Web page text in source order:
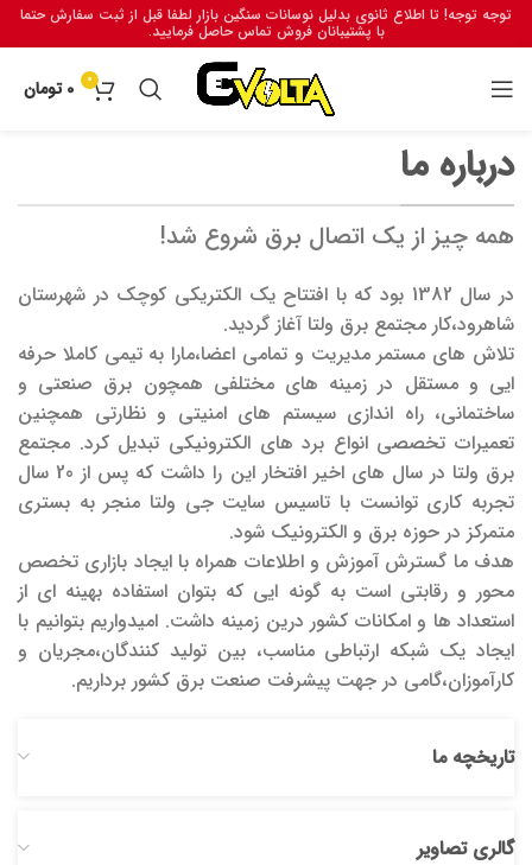
توجه توجه! تا اطلاع ثانوی بدلیل نوسانات سنگین بازار لطفا قبل از ثبت سفارش حتما
با پشتیبانان فروش تماس حاصل فرمایید.
0
0 تومان
درباره ما
همه چیز از یک اتصال برق شروع شد!
در سال 1382 بود که با افتتاح یک الکتریکی کوچک در شهرستان
شاهرود،کار مجتمع برق ولتا آغاز گردید.
تلاش های مستمر مدیریت و تمامی اعضا،مارا به تیمی کاملا حرفه
ایی و مستقل در زمینه های مختلفی همچون برق صنعتی و
ساختمانی، راه اندازی سیستم های امنیتی و نظارتی همچنین
تعمیرات تخصصی انواع برد های الکترونیکی تبدیل کرد. مجتمع
برق ولتا در سال های اخیر افتخار این را داشت که پس از 20 سال
تجربه کاری توانست با تاسیس سایت جی ولتا منجر به بستری
متمرکز در حوزه برق و الکترونیک شود.
هدف ما گسترش آموزش و اطلاعات همراه با ایجاد بازاری تخصص
محور و رقابتی است به گونه ایی که بتوان استفاده بهینه ای از
استعداد ها و امکانات کشور درین زمینه داشت. امیدواریم بتوانیم با
ایجاد یک شبکه ارتباطی مناسب، بین تولید کنندگان،مجریان و
کارآموزان،گامی در جهت پیشرفت صنعت برق کشور برداریم.
تاریخچه ما
گالری تصاویر